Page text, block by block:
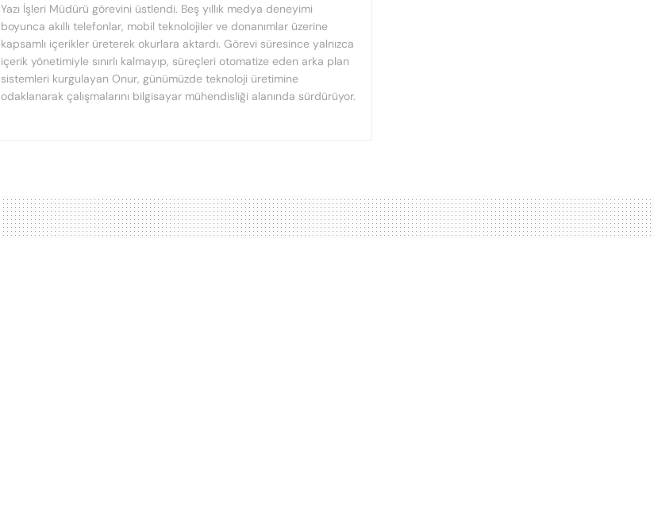
Yazı İşleri Müdürü görevini üstlendi. Beş yıllık medya deneyimi
boyunca akıllı telefonlar, mobil teknolojiler ve donanımlar üzerine
kapsamlı içerikler üreterek okurlara aktardı. Görevi süresince yalnızca
içerik yönetimiyle sınırlı kalmayıp, süreçleri otomatize eden arka plan
sistemleri kurgulayan Onur, günümüzde teknoloji üretimine
odaklanarak çalışmalarını bilgisayar mühendisliği alanında sürdürüyor.